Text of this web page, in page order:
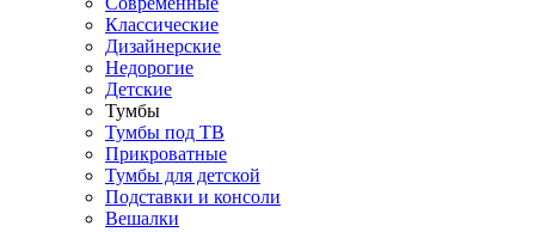
Классические
Дизайнерские
Недорогие
Детские
Тумбы
Тумбы под ТВ
Прикроватные
Тумбы для детской
Подставки и консоли
Вешалки